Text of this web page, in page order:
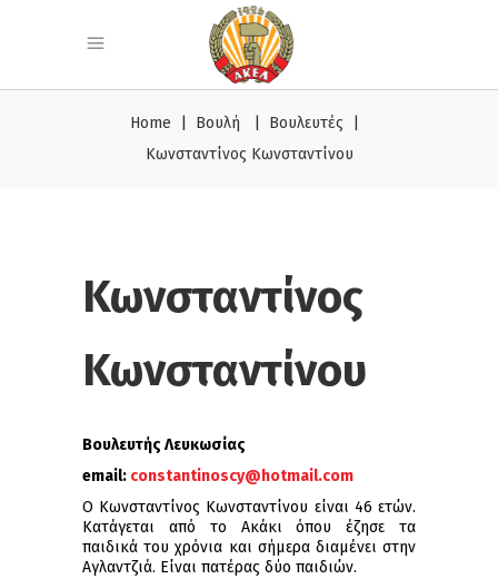
Home Βουλή Βουλευτές
Κωνσταντίνος Κωνσταντίνου
Κωνσταντίνος
Κωνσταντίνου
Βουλευτής Λευκωσίας
email: constantinoscy@hotmail.com
Ο Κωνσταντίνος Κωνσταντίνου είναι 46 ετών.
Κατάγεται από το Ακάκι όπου έζησε τα
παιδικά του χρόνια και σήμερα διαμένει στην
Αγλαντζιά. Είναι πατέρας δύο παιδιών.